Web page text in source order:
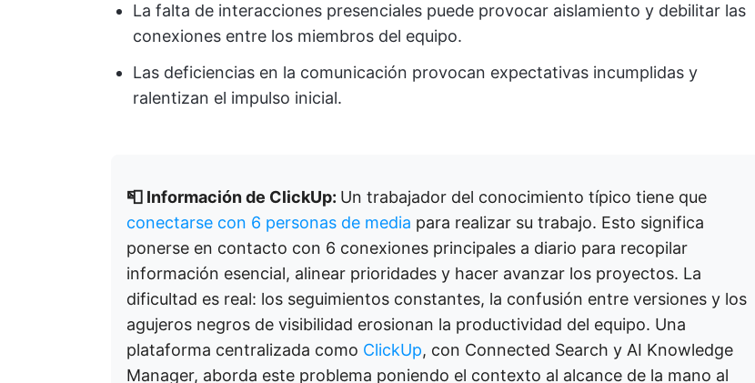
La falta de interacciones presenciales puede provocar aislamiento y debilitar las
conexiones entre los miembros del equipo.
Las deficiencias en la comunicación provocan expectativas incumplidas y
ralentizan el impulso inicial.
📮 Información de ClickUp: Un trabajador del conocimiento típico tiene que
conectarse con 6 personas de media para realizar su trabajo. Esto significa
ponerse en contacto con 6 conexiones principales a diario para recopilar
información esencial, alinear prioridades y hacer avanzar los proyectos. La
dificultad es real: los seguimientos constantes, la confusión entre versiones y los
agujeros negros de visibilidad erosionan la productividad del equipo. Una
plataforma centralizada como ClickUp, con Connected Search y AI Knowledge
Manager, aborda este problema poniendo el contexto al alcance de la mano al